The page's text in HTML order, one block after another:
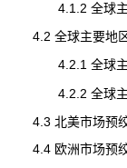
4.1.2 全球主要地
4.2 全球主要地区
4.2.1 全球主要地
4.2.2 全球主要地
4.3 北美市场预绞
4.4 欧洲市场预绞